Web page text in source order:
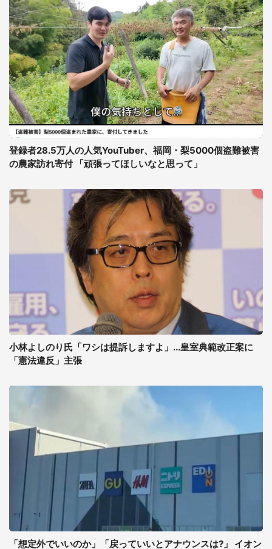
登録者28.5万人の人気YouTuber、福岡・梨5000個盗難被害
の農家訪れ寄付 「頑張ってほしいなと思って」
小林よしのり氏「ワシは提訴しますよ」...皇室典範改正案に
「憲法違反」主張
「想定外でいいのか」「戻っていいとアナウンスは?」 イオン